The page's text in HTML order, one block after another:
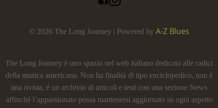
© 2026 The Long Journey | Powered by A-Z Blues
The Long Journey è uno spazio nel web italiano dedicato alle radici
della musica americana. Non ha finalità di tipo enciclopedico, non è
una rivista, é un archivio di articoli e testi con una sezione News
affinché l’appassionato possa mantenersi aggiornato su ogni aspetto